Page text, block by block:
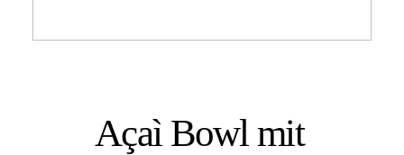
Açaì Bowl mit